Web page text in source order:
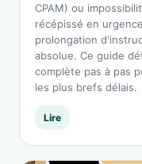
CPAM) ou
récépissé en
prolongation
absolue. Ce guide
complète pas à pas
les plus brefs délais.
Lire